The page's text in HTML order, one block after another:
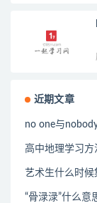
近期文章
no one与
高中地理学习
艺术生什么时
“骨渌渌”什么意